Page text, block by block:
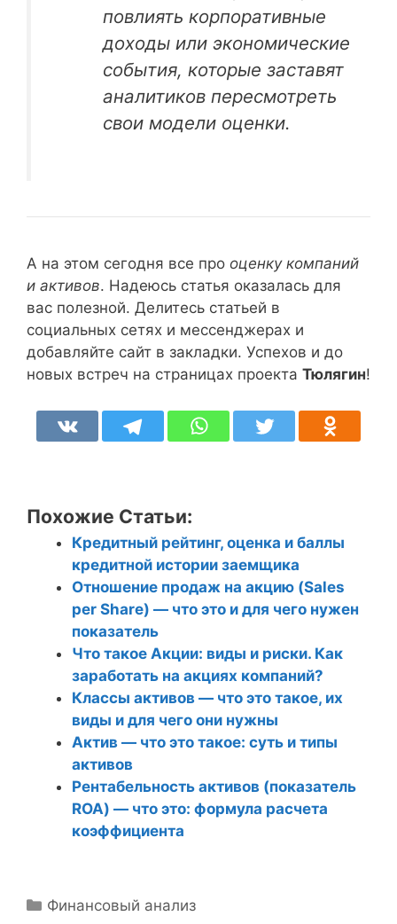
повлиять корпоративные
доходы или экономические
события, которые заставят
аналитиков пересмотреть
свои модели оценки.
А на этом сегодня все про оценку компаний
и активов. Надеюсь статья оказалась для
вас полезной. Делитесь статьей в
социальных сетях и мессенджерах и
добавляйте сайт в закладки. Успехов и до
новых встреч на страницах проекта Тюлягин!
Похожие Статьи:
Кредитный рейтинг, оценка и баллы
кредитной истории заемщика
Отношение продаж на акцию (Sales
per Share) — что это и для чего нужен
показатель
Что такое Акции: виды и риски. Как
заработать на акциях компаний?
Классы активов — что это такое, их
виды и для чего они нужны
Актив — что это такое: суть и типы
активов
Рентабельность активов (показатель
ROA) — что это: формула расчета
коэффициента
Р
Финансовый анализ